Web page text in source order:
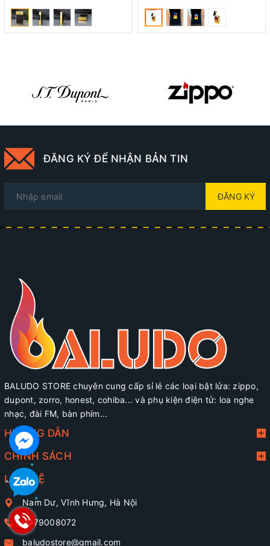
ĐĂNG KÝ ĐỂ NHẬN BẢN TIN
ĐĂNG KÝ
BALUDO STORE chuyên cung cấp sỉ lẻ các loại bật lửa: zippo,
dupont, zorro, honest, cohiba... và phụ kiện điện tử: loa nghe
nhạc, đài FM, bàn phím...
HƯỚNG DẪN
CHÍNH SÁCH
LIÊN HỆ
Nam Dư, Vĩnh Hưng, Hà Nội
0979008072
baludostore@gmail.com